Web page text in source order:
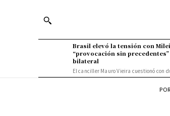
Brasil elevó la tensión con
“provocación sin
bilateral
El canciller Mauro Vieira cuestionó con